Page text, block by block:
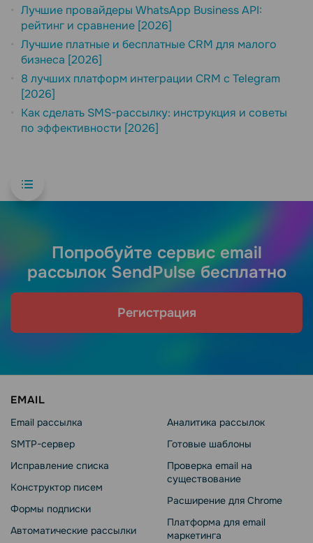
Лучшие провайдеры WhatsApp Business API:
рейтинг и сравнение [2026]
Лучшие платные и бесплатные CRM для малого
бизнеса [2026]
8 лучших платформ интеграции CRM с Telegram
[2026]
Как сделать SMS-рассылку: инструкция и советы
по эффективности [2026]
Попробуйте сервис email
рассылок SendPulse бесплатно
Регистрация
EMAIL
Email рассылка
SMTP-сервер
Исправление списка
Конструктор писем
Формы подписки
Автоматические рассылки
Аналитика рассылок
Готовые шаблоны
Проверка email на
существование
Расширение для Chrome
Платформа для email
маркетинга